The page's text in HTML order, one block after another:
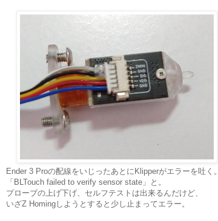
Ender 3 Proの配線をいじったあとにKlipperがエラーを吐く。
「BLTouch failed to verify sensor state」と。
プローブの上げ下げ、セルフテストは出来るんだけど、
いざZ Homingしようとすると少し止まってエラー。